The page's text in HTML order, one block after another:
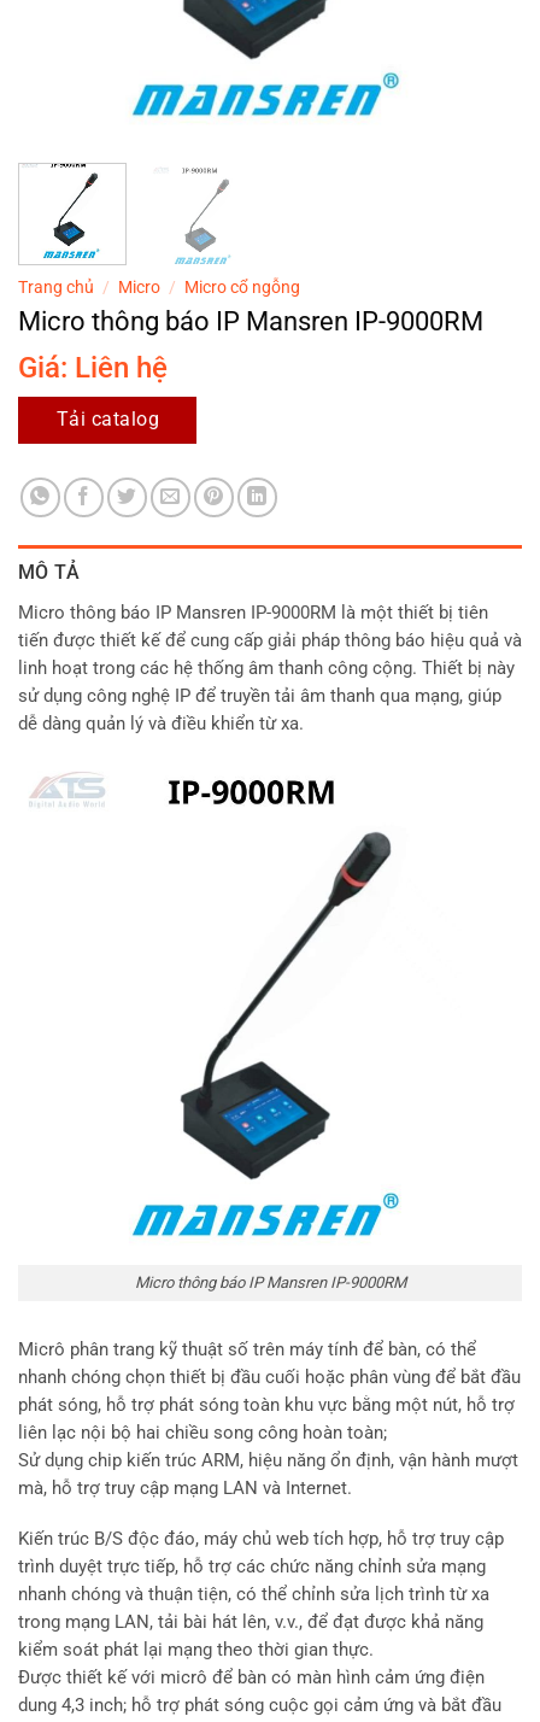
Trang chủ / Micro / Micro cổ ngỗng
Micro thông báo IP Mansren IP-9000RM
Giá: Liên hệ
Tải catalog
MÔ TẢ
Micro thông báo IP Mansren IP-9000RM là một thiết bị tiên
tiến được thiết kế để cung cấp giải pháp thông báo hiệu quả và
linh hoạt trong các hệ thống âm thanh công cộng. Thiết bị này
sử dụng công nghệ IP để truyền tải âm thanh qua mạng, giúp
dễ dàng quản lý và điều khiển từ xa.
Micro thông báo IP Mansren IP-9000RM
Micrô phân trang kỹ thuật số trên máy tính để bàn, có thể
nhanh chóng chọn thiết bị đầu cuối hoặc phân vùng để bắt đầu
phát sóng, hỗ trợ phát sóng toàn khu vực bằng một nút, hỗ trợ
liên lạc nội bộ hai chiều song công hoàn toàn;
Sử dụng chip kiến ​​trúc ARM, hiệu năng ổn định, vận hành mượt
mà, hỗ trợ truy cập mạng LAN và Internet.
Kiến trúc B/S độc đáo, máy chủ web tích hợp, hỗ trợ truy cập
trình duyệt trực tiếp, hỗ trợ các chức năng chỉnh sửa mạng
nhanh chóng và thuận tiện, có thể chỉnh sửa lịch trình từ xa
trong mạng LAN, tải bài hát lên, v.v., để đạt được khả năng
kiểm soát phát lại mạng theo thời gian thực.
Được thiết kế với micrô để bàn có màn hình cảm ứng điện
dung 4,3 inch; hỗ trợ phát sóng cuộc gọi cảm ứng và bắt đầu